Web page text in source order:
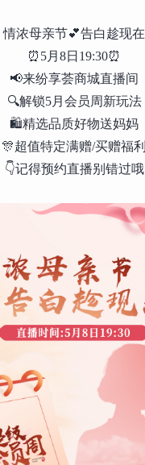
情浓母亲节💕告白趁现在
⏰5月8日19:30⏰
📢来纷享荟商城直播间
🔍解锁5月会员周新玩法
🛍精选品质好物送妈妈
🎊超值特定满赠/买赠福利
👇记得预约直播别错过哦